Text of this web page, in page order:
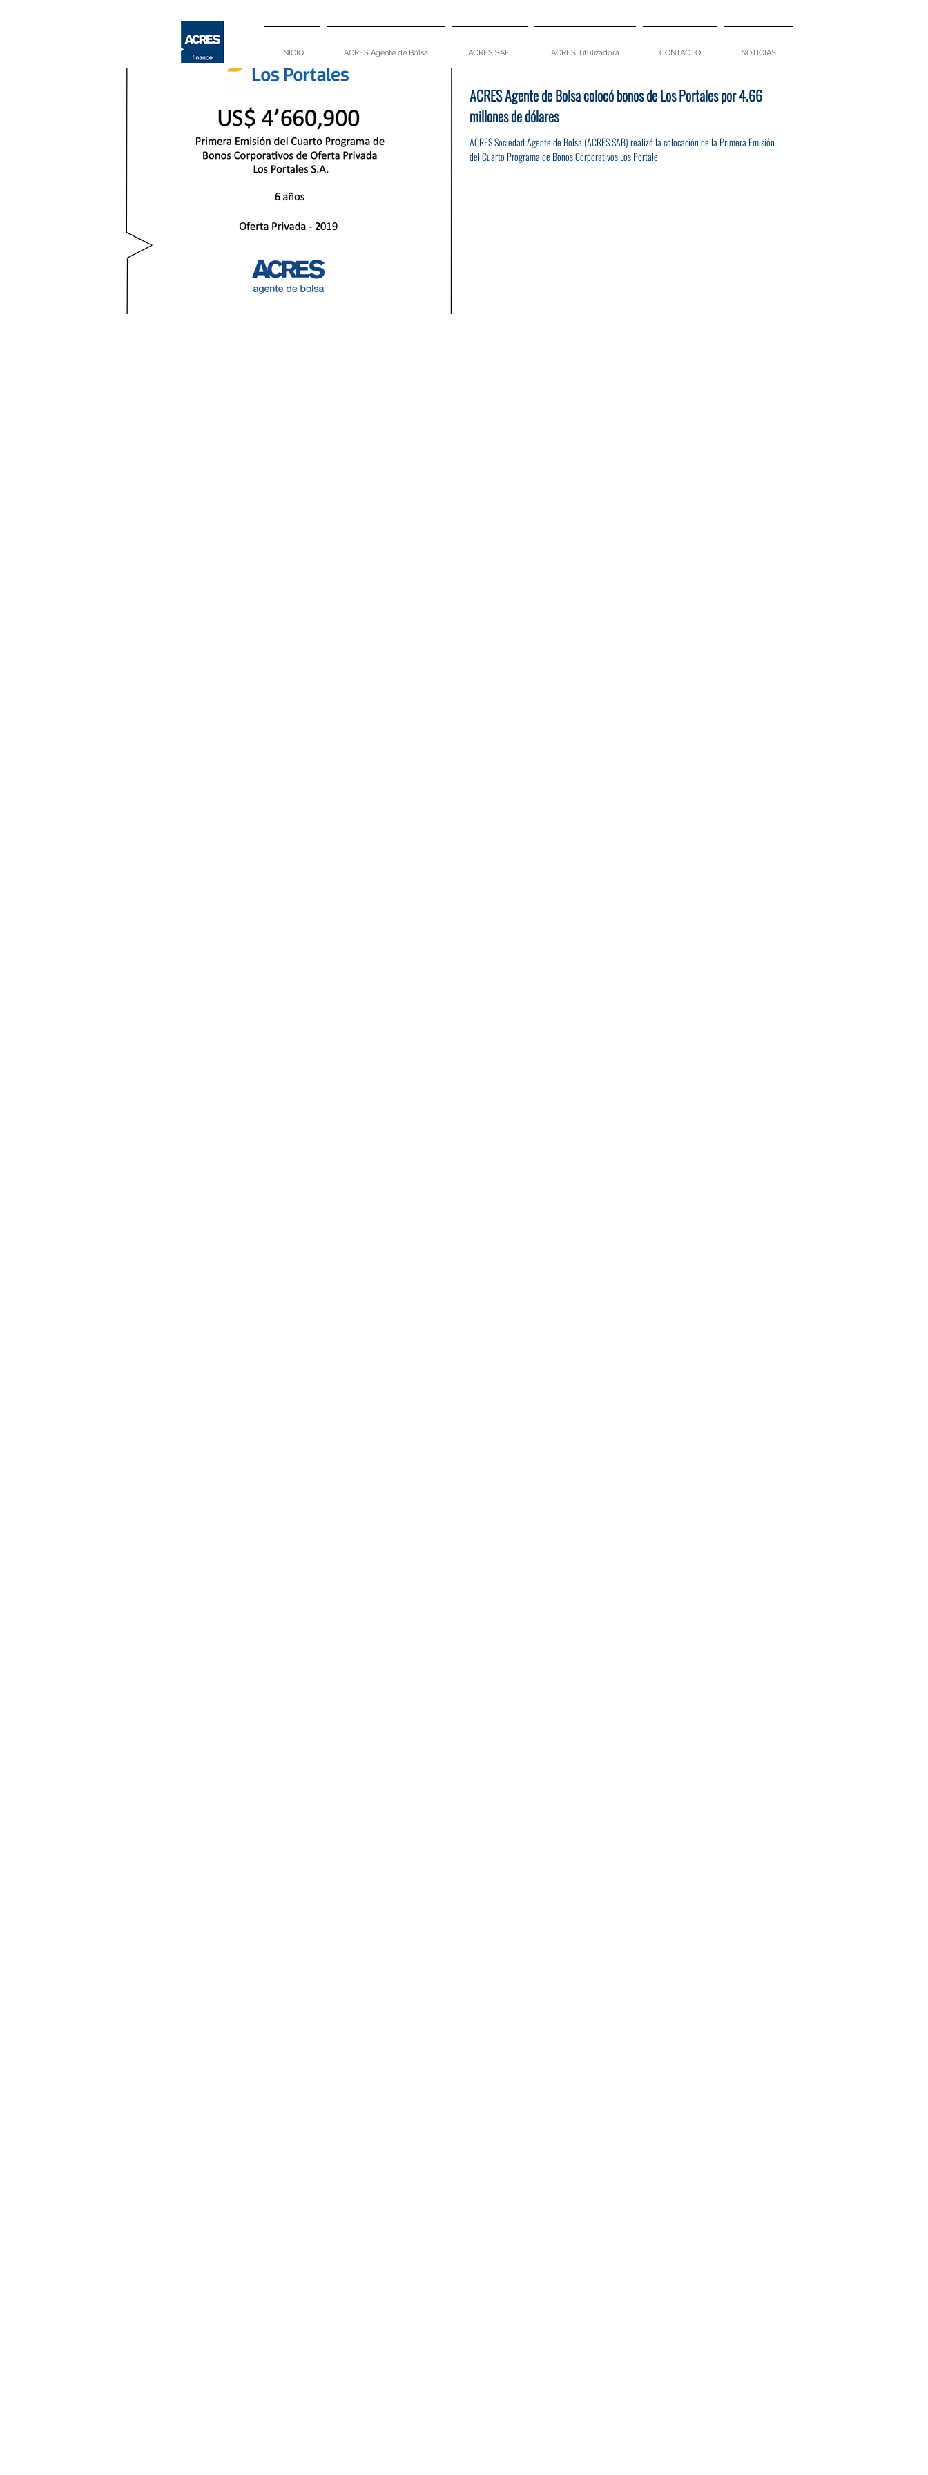
INICIO ACRES Agente de Bolsa ACRES SAFI ACRES Titulizadora CONTACTO NOTICIAS
ACRES Agente de Bolsa colocó bonos de Los Portales por 4.66
millones de dólares
ACRES Sociedad Agente de Bolsa (ACRES SAB) realizó la colocación de la Primera Emisión
del Cuarto Programa de Bonos Corporativos Los Portale